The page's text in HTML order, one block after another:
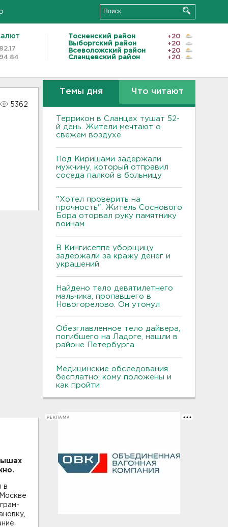
Тосненский район
+20
Выборгский район
+20
Всеволожский район
+20
Сланцевский район
+20
5362
.
в
Темы дня Что читают
Террикон в Сланцах тушат 52-
й день. Жители мечтают о
свежем воздухе
Под Киришами задержали
мужчину, который отправил
соседа палкой в больницу
"Хотел проверить на
прочность". Житель Соснового
Бора оторвал руку памятнику
воинам
В Кингисеппе уборщицу
задержали за кражу денег и
украшений
Найдено тело девятилетнего
мальчика, пропавшего в
Новогорелово. Он утонул
Обезглавленное тело дайвера,
погибшего на Ладоге, нашли в
районе Петербурга
Медицинские обследования
бесплатно: кому положены и
как пройти
РЕКЛАМА